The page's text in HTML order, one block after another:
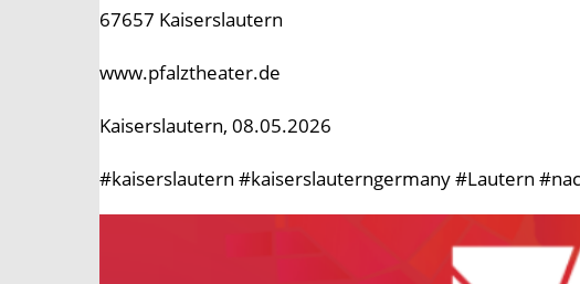
67657 Kaiserslautern
www.pfalztheater.de
Kaiserslautern, 08.05.2026
#kaiserslautern #kaiserslauterngermany #Lautern